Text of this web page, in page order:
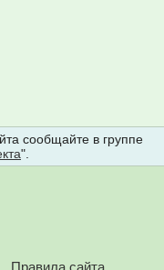
сообщайте в группе
".
Правила сайта